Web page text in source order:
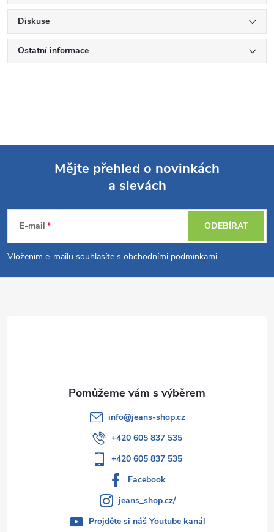
Diskuse
Ostatní informace
p
a
Mějte přehled o novinkách
a slevách
E-mail
Vložením e-mailu souhlasíte s obchodními podmínkami.
ODEBÍRAT
info@jeans-shop.cz
+420 605 837 535
+420 605 837 535
Facebook
jeans_shop.cz/
Projděte si náš Youtube kanál